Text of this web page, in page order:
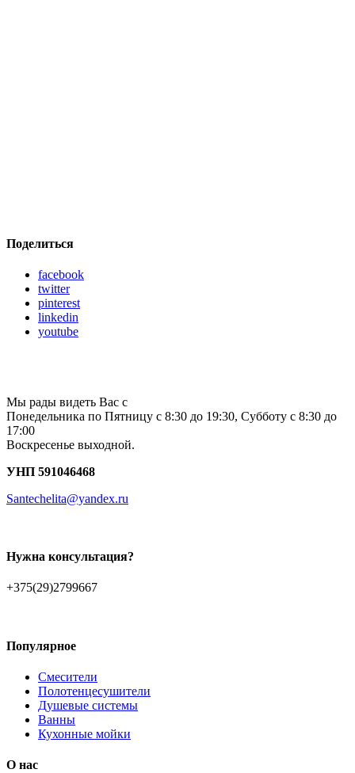
Поделиться
facebook
twitter
pinterest
linkedin
youtube
Мы рады видеть Вас с
Понедельника по Пятницу с 8:30 до 19:30, Субботу с 8:30 до
17:00
Воскресенье выходной.
УНП 591046468
Santechelita@yandex.ru
Нужна консультация?
+375(29)2799667
Популярное
Смесители
Полотенцесушители
Душевые системы
Ванны
Кухонные мойки
О нас